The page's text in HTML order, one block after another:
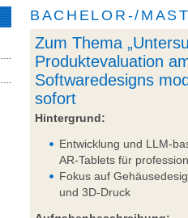
BACHELOR-/
Zum Thema
Produktevaluation
Softwaredesigns
sofort
Hintergrund:
Entwicklung und LLM-
AR-Tablets für
Fokus auf
und 3D-Druck